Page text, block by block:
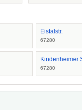
Eistalstr.
67280
Kindenheimer
67280